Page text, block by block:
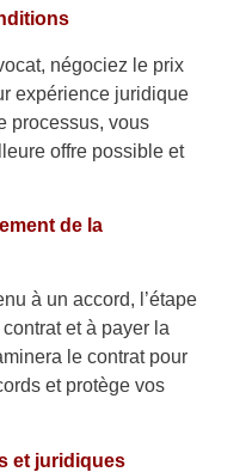
négociez le prix
expérience juridique
processus, vous
offre possible et
de la
à un accord, l’étape
et à payer la
le contrat pour
et protège vos
et juridiques